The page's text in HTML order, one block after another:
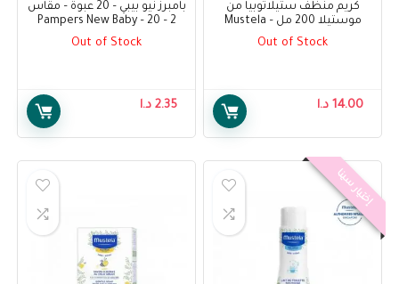
كريم منظف ستيلاتوبيا من
موستيلا 200 مل – Mustela
Stelatopia Cleansing Cream
Out of Stock
14.00 د.ا
بامبرز نيو بيبي – 20 عبوة – مقاس
2 – Pampers New Baby – 20
Pack – Size 2
Out of Stock
2.35 د.ا
إختيار سينا